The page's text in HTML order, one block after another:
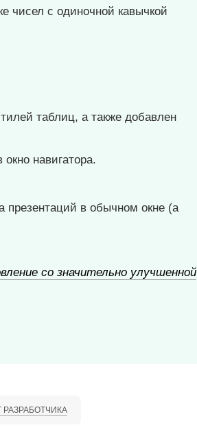
чисел с одиночной кавычкой
таблиц, а также добавлен
навигатора.
презентаций в обычном окне (а
со значительно улучшенной
РАЗРАБОТЧИКА